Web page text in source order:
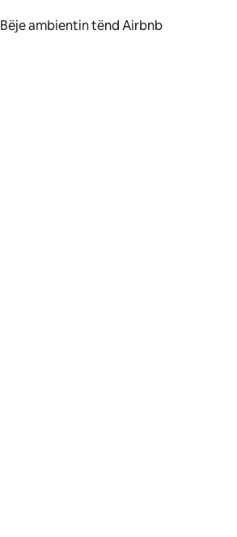
Bëje ambientin tënd Airbnb